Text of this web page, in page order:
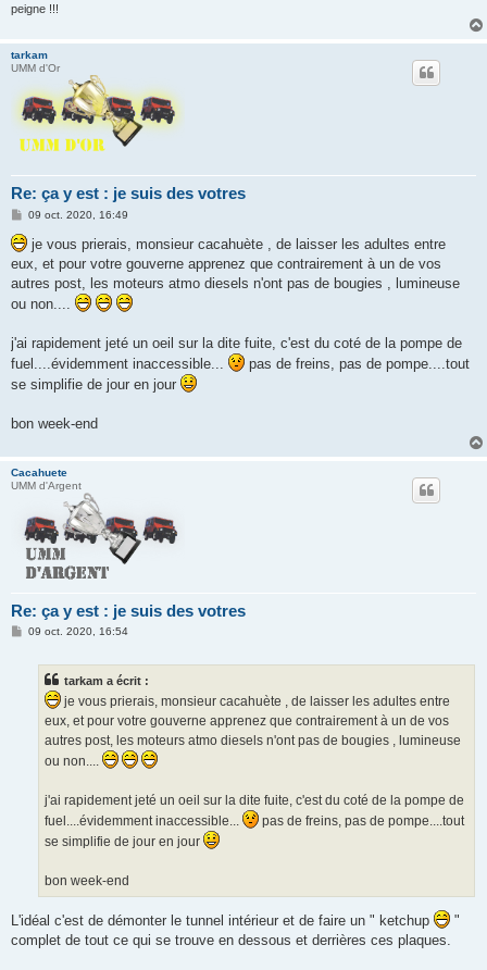
peigne !!!
tarkam
UMM d'Or
Re: ça y est : je suis des votres
M
s
s
a
g
e
09 oct. 2020, 16:49
je vous prierais, monsieur cacahuète , de laisser les adultes entre
eux, et pour votre gouverne apprenez que contrairement à un de vos
autres post, les moteurs atmo diesels n'ont pas de bougies , lumineuse
ou non....
j'ai rapidement jeté un oeil sur la dite fuite, c'est du coté de la pompe de
fuel....évidemment inaccessible...
pas de freins, pas de pompe....tout
se simplifie de jour en jour
bon week-end
Cacahuete
UMM d'Argent
Re: ça y est : je suis des votres
M09 oct. 2020, 16:54
tarkam a écrit :
je vous prierais, monsieur cacahuète , de laisser les adultes entre
eux, et pour votre gouverne apprenez que contrairement à un de vos
autres post, les moteurs atmo diesels n'ont pas de bougies , lumineuse
ou non....
j'ai rapidement jeté un oeil sur la dite fuite, c'est du coté de la pompe de
fuel....évidemment inaccessible...
pas de freins, pas de pompe....tout
se simplifie de jour en jour
bon week-end
L'idéal c'est de démonter le tunnel intérieur et de faire un " ketchup
"
complet de tout ce qui se trouve en dessous et derrières ces plaques.